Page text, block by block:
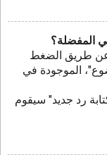
المفضلة؟
عن طريق الضغط
الموجودة في
رد جديد" سيقوم